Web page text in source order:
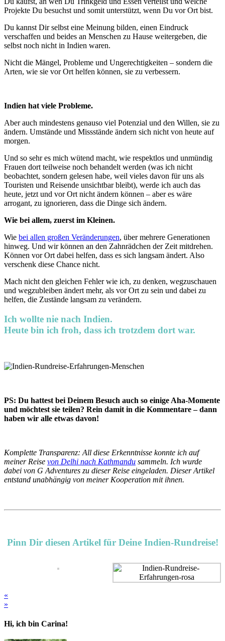
Projekte Du besuchst und somit unterstützt, wenn Du vor Ort bist.
Du kannst Dir selbst eine Meinung bilden, einen Eindruck
verschaffen und beides an Menschen zu Hause weitergeben, die
selbst noch nicht in Indien waren.
Nicht die Mängel, Probleme und Ungerechtigkeiten – sondern die
Arten, wie sie vor Ort helfen können, sie zu verbessern.
Indien hat viele Probleme.
Aber auch mindestens genauso viel Potenzial und den Willen, sie zu
ändern. Umstände und Missstände ändern sich nicht von heute auf
morgen.
Und so sehr es mich wütend macht, wie respektlos und unmündig
Frauen dort teilweise noch behandelt werden (was ich nicht
beobachtet, sondern gelesen habe, weil vieles davon für uns als
Touristen und Reisende unsichtbar bleibt), werde ich auch das
heute, jetzt und vor Ort nicht ändern können – aber es wäre
arrogant, zu ignorieren, dass die Dinge sich ändern.
Wie bei allem, zuerst im Kleinen.
Wie bei allen großen Veränderungen, über mehrere Generationen
hinweg. Und wir können an den Zahnrädchen der Zeit mitdrehen.
Können vor Ort dabei helfen, dass es sich langsam ändert. Also
verschenk diese Chance nicht.
Mach nicht den gleichen Fehler wie ich, zu denken, wegzuschauen
und wegzubleiben ändert mehr, als vor Ort zu sein und dabei zu
helfen, die Zustände langsam zu verändern.
Ich wollte nie nach Indien.
Heute bin ich froh, dass ich trotzdem dort war.
PS: Du hattest bei Deinem Besuch auch so einige Aha-Momente
und möchtest sie teilen? Rein damit in die Kommentare – dann
haben wir alle etwas davon!
Komplette Transparenz: All diese Erkenntnisse konnte ich auf
meiner Reise von Delhi nach Kathmandu sammeln. Ich wurde
dabei von G Adventures zu dieser Reise eingeladen. Dieser Artikel
entstand unabhängig von meiner Kooperation mit ihnen.
Pinn Dir diesen Artikel für Deine Indien-Rundreise!
«
»
Hi, ich bin Carina!